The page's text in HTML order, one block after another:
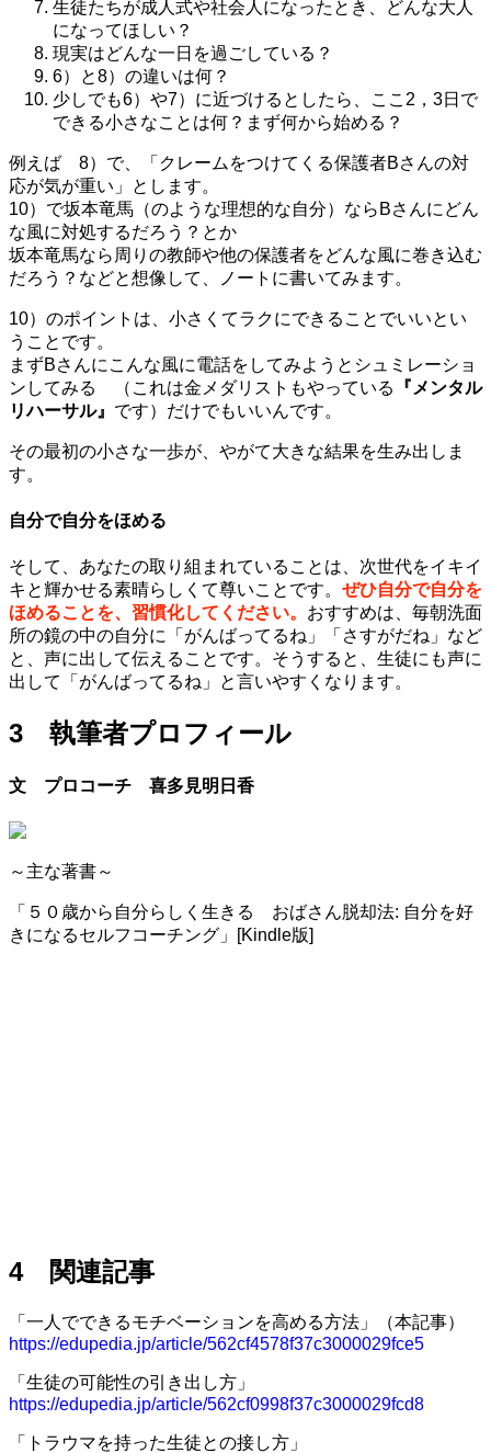
生徒たちが成人式や社会人になったとき、どんな大人
になってほしい？
現実はどんな一日を過ごしている？
6）と8）の違いは何？
少しでも6）や7）に近づけるとしたら、ここ2，3日で
できる小さなことは何？まず何から始める？
例えば 8）で、「クレームをつけてくる保護者Bさんの対
応が気が重い」とします。
10）で坂本竜馬（のような理想的な自分）ならBさんにどん
な風に対処するだろう？とか
坂本竜馬なら周りの教師や他の保護者をどんな風に巻き込む
だろう？などと想像して、ノートに書いてみます。
10）のポイントは、小さくてラクにできることでいいとい
うことです。
まずBさんにこんな風に電話をしてみようとシュミレーショ
ンしてみる （これは金メダリストもやっている
『メンタル
リハーサル』 です）だけでもいいんです。
その最初の小さな一歩が、やがて大きな結果を生み出しま
す。
自分で自分をほめる
そして、あなたの取り組まれていることは、次世代をイキイ
キと輝かせる素晴らしくて尊いことです。 ぜひ自分で自分を
ほめることを、習慣化してください。 おすすめは、毎朝洗面
所の鏡の中の自分に「がんばってるね」「さすがだね」など
と、声に出して伝えることです。そうすると、生徒にも声に
出して「がんばってるね」と言いやすくなります。
3 執筆者プロフィール
文 プロコーチ 喜多見明日香
～主な著書～
「５０歳から自分らしく生きる おばさん脱却法: 自分を好
きになるセルフコーチング」[Kindle版]
4 関連記事
「一人でできるモチベーションを高める方法」（本記事）
https://edupedia.jp/article/562cf4578f37c3000029fce5
「生徒の可能性の引き出し方」
https://edupedia.jp/article/562cf0998f37c3000029fcd8
「トラウマを持った生徒との接し方」